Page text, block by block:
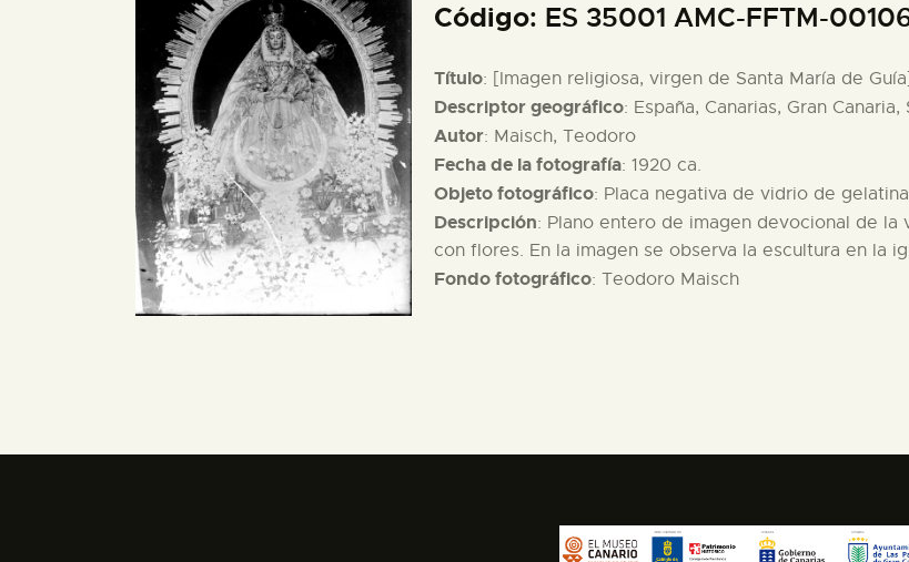
ESPAÑOL
Código: ES 35001 AMC-FFTM-
Título: [Imagen religiosa, virgen de Santa María de
Descriptor geográfico: España, Canarias, Gran
Autor: Maisch, Teodoro
Fecha de la fotografía: 1920 ca.
Objeto fotográfico: Placa negativa de vidrio de
Descripción: Plano entero de imagen devocional de la
con flores. En la imagen se observa la escultura en la
Fondo fotográfico: Teodoro Maisch